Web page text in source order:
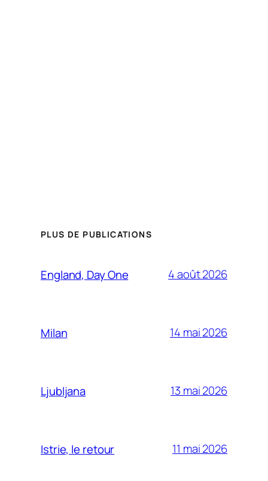
PLUS DE PUBLICATIONS
England, Day One 4 août 2026
Milan 14 mai 2026
Ljubljana 13 mai 2026
Istrie, le retour 11 mai 2026